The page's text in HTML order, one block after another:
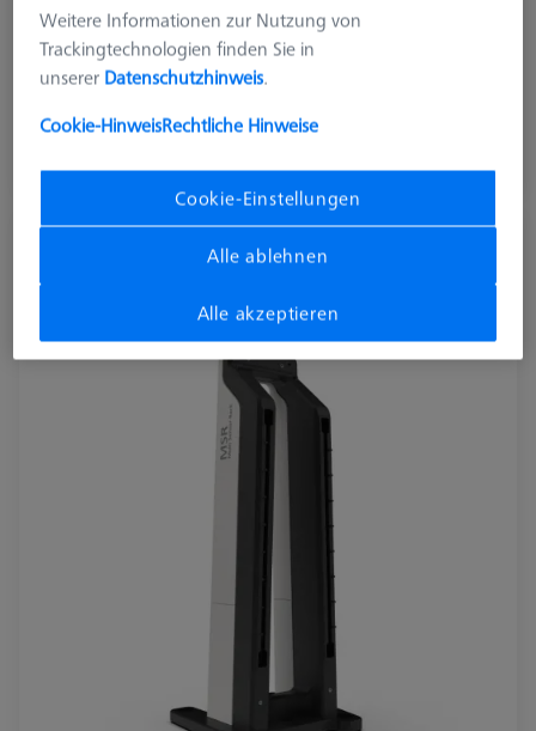
Produktart
Tasterablage
Anwendung
Lagern
zzgl. USt.
Multi-Sensor-Rack (MSR 2.0) Z800
Weitere Informationen zur Nutzung von
Trackingtechnologien finden Sie in
unserer Datenschutzhinweis.
Cookie-HinweisRechtliche Hinweise
Cookie-Einstellungen
Alle ablehnen
Alle akzeptieren